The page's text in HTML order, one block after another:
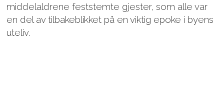
middelaldrene feststemte gjester, som alle var
en del av tilbakeblikket på en viktig epoke i byens
uteliv.